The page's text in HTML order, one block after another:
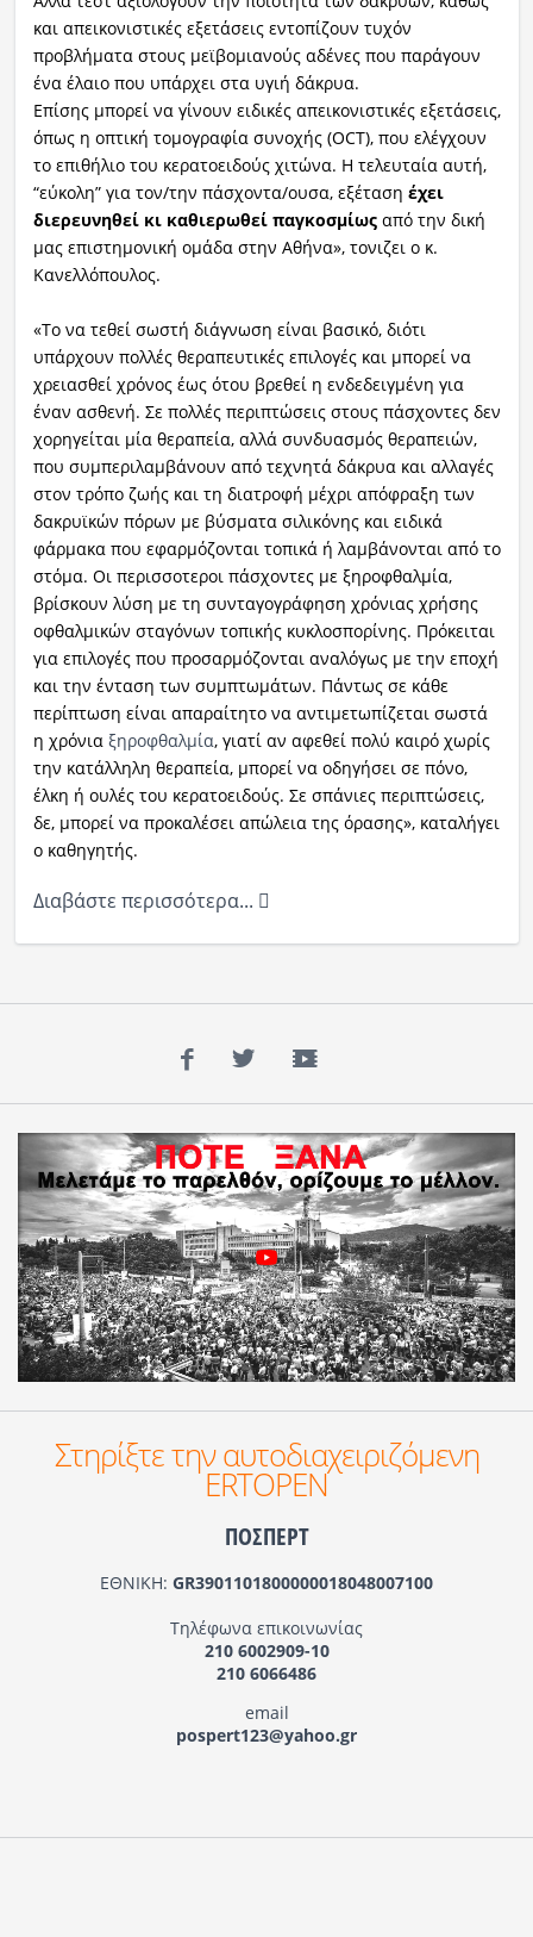
και απεικονιστικές εξετάσεις εντοπίζουν τυχόν
προβλήματα στους μεϊβομιανούς αδένες που παράγουν
ένα έλαιο που υπάρχει στα υγιή δάκρυα.
Επίσης μπορεί να γίνουν ειδικές απεικονιστικές εξετάσεις,
όπως η οπτική τομογραφία συνοχής (OCT), που ελέγχουν
το επιθήλιο του κερατοειδούς χιτώνα. Η τελευταία αυτή,
“εύκολη” για τον/την πάσχοντα/ουσα, εξέταση έχει
διερευνηθεί κι καθιερωθεί παγκοσμίωςαπό την δική
μας επιστημονική ομάδα στην Αθήνα», τονιζει ο κ.
Κανελλόπουλος.
«Το να τεθεί σωστή διάγνωση είναι βασικό, διότι
υπάρχουν πολλές θεραπευτικές επιλογές και μπορεί να
χρειασθεί χρόνος έως ότου βρεθεί η ενδεδειγμένη για
έναν ασθενή. Σε πολλές περιπτώσεις στους πάσχοντες δεν
χορηγείται μία θεραπεία, αλλά συνδυασμός θεραπειών,
που συμπεριλαμβάνουν από τεχνητά δάκρυα και αλλαγές
στον τρόπο ζωής και τη διατροφή μέχρι απόφραξη των
δακρυϊκών πόρων με βύσματα σιλικόνης και ειδικά
φάρμακα που εφαρμόζονται τοπικά ή λαμβάνονται από το
στόμα. Οι περισσοτεροι πάσχοντες με ξηροφθαλμία,
βρίσκουν λύση με τη συνταγογράφηση χρόνιας χρήσης
οφθαλμικών σταγόνων τοπικής κυκλοσπορίνης. Πρόκειται
για επιλογές που προσαρμόζονται αναλόγως με την εποχή
και την ένταση των συμπτωμάτων. Πάντως σε κάθε
περίπτωση είναι απαραίτητο να αντιμετωπίζεται σωστά
η χρόνια ξηροφθαλμία,γιατί αν αφεθεί πολύ καιρό χωρίς
την κατάλληλη θεραπεία, μπορεί να οδηγήσει σε πόνο,
έλκη ή ουλές του κερατοειδούς. Σε σπάνιες περιπτώσεις,
δε, μπορεί να προκαλέσει απώλεια της όρασης», καταλήγει
ο καθηγητής.
Διαβάστε περισσότερα...
Facebook
TwitterYouTube
Στηρίξτε την αυτοδιαχειριζόμενη
ERTOPEN
ΠΟΣΠΕΡΤ
ΕΘΝΙΚΗ: GR3901101800000018048007100
Τηλέφωνα επικοινωνίας
210 6002909-10
210 6066486
email
pospert123@yahoo.gr